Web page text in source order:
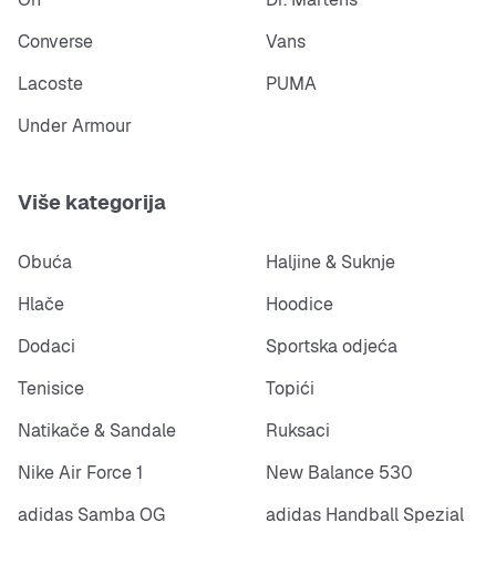
Converse
Vans
Lacoste
PUMA
Under Armour
Više kategorija
Obuća
Haljine & Suknje
Hlače
Hoodice
Dodaci
Sportska odjeća
Tenisice
Topići
Natikače & Sandale
Ruksaci
Nike Air Force 1
New Balance 530
adidas Samba OG
adidas Handball Spezial